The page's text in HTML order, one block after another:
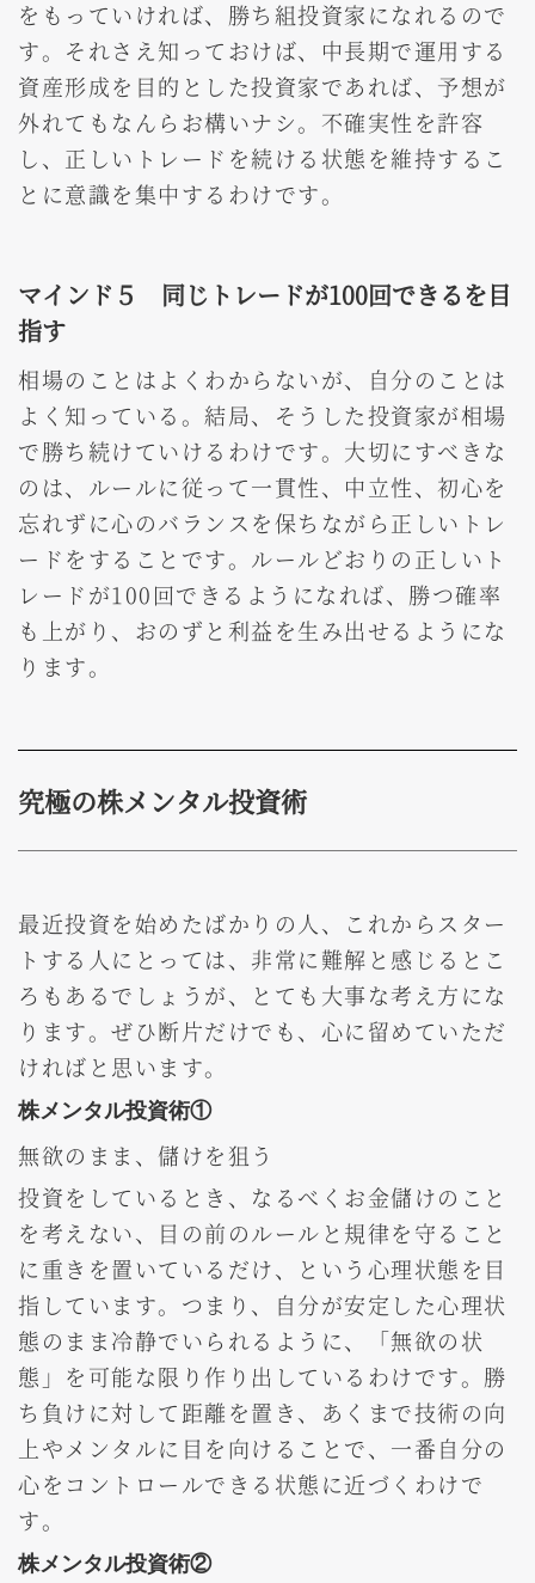
をもっていければ、勝ち組投資家になれるので
す。それさえ知っておけば、中長期で運用する
資産形成を目的とした投資家であれば、予想が
外れてもなんらお構いナシ。不確実性を許容
し、正しいトレードを続ける状態を維持するこ
とに意識を集中するわけです。
マインド５ 同じトレードが100回できるを目
指す
相場のことはよくわからないが、自分のことは
よく知っている。結局、そうした投資家が相場
で勝ち続けていけるわけです。大切にすべきな
のは、ルールに従って一貫性、中立性、初心を
忘れずに心のバランスを保ちながら正しいトレ
ードをすることです。ルールどおりの正しいト
レードが100回できるようになれば、勝つ確率
も上がり、おのずと利益を生み出せるようにな
ります。
究極の株メンタル投資術
最近投資を始めたばかりの人、これからスター
トする人にとっては、非常に難解と感じるとこ
ろもあるでしょうが、とても大事な考え方にな
ります。ぜひ断片だけでも、心に留めていただ
ければと思います。
株メンタル投資術①
無欲のまま、儲けを狙う
投資をしているとき、なるべくお金儲けのこと
を考えない、目の前のルールと規律を守ること
に重きを置いているだけ、という心理状態を目
指しています。つまり、自分が安定した心理状
態のまま冷静でいられるように、「無欲の状
態」を可能な限り作り出しているわけです。勝
ち負けに対して距離を置き、あくまで技術の向
上やメンタルに目を向けることで、一番自分の
心をコントロールできる状態に近づくわけで
す。
株メンタル投資術②